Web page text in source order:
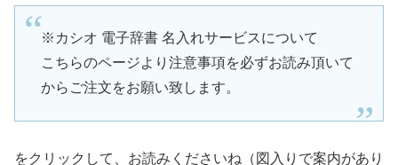
※カシオ 電子辞書 名入れサービスについて
こちらのページより注意事項を必ずお読み頂いて
からご注文をお願い致します。
をクリックして、お読みくださいね（図入りで案内があり